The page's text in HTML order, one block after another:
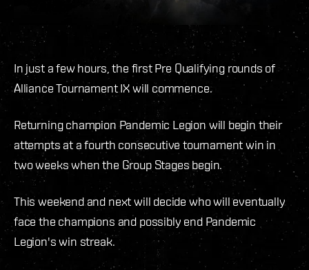
In just a few hours, the first Pre Qualifying rounds of
Alliance Tournament IX will commence.
Returning champion Pandemic Legion will begin their
attempts at a fourth consecutive tournament win in
two weeks when the Group Stages begin.
This weekend and next will decide who will eventually
face the champions and possibly end Pandemic
Legion's win streak.